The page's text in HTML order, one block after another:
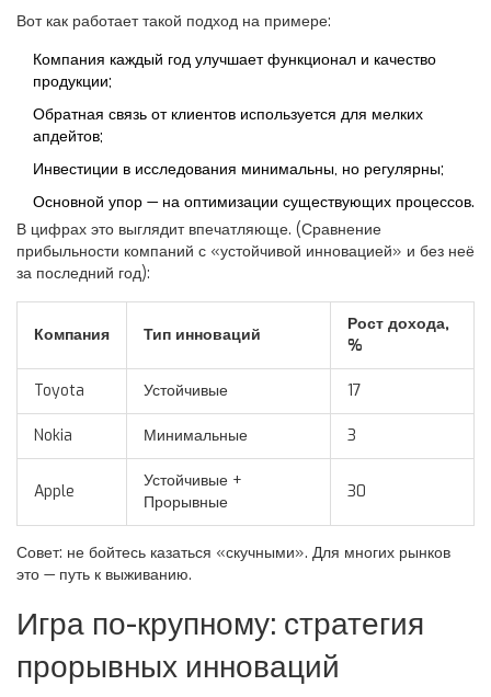
Вот как работает такой подход на примере:
Компания каждый год улучшает функционал и качество
продукции;
Обратная связь от клиентов используется для мелких
апдейтов;
Инвестиции в исследования минимальны, но регулярны;
Основной упор — на оптимизации существующих процессов.
В цифрах это выглядит впечатляюще. (Сравнение
прибыльности компаний с «устойчивой инновацией» и без неё
за последний год):
Компания Тип инноваций
Рост дохода,
%
Toyota Устойчивые 17
Nokia Минимальные 3
Apple
Устойчивые +
Прорывные
30
Совет: не бойтесь казаться «скучными». Для многих рынков
это — путь к выживанию.
Игра по-крупному: стратегия
прорывных инноваций